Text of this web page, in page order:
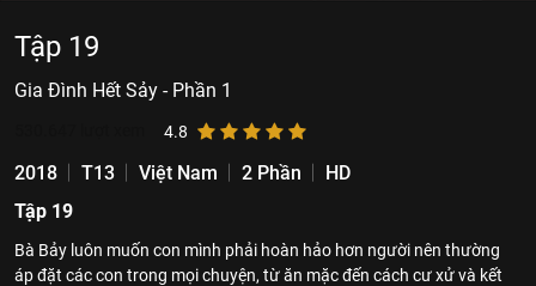
Tập 19
Gia Đình Hết Sảy - Phần 1
4.8
2018 T13 Việt Nam 2 Phần
HD
Tập 19
Bà Bảy luôn muốn con mình phải hoàn hảo hơn người nên thường
áp đặt các con trong mọi chuyện, từ ăn mặc đến cách cư xử và kết